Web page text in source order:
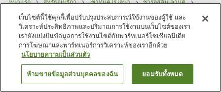
หน้าแรก สหรัฐอเมริกา เซาท์แคโรไลนา
ชาร์ลสตันเคาน์ตี
ดับเบิลทรี บายฮิลตัน ชาร์ลสตัน เมาท์พลีแซนท์
ค้นหาห้องพัก
เว็บไซต์นี้ใช้คุกกี้เพื่อปรับปรุงประสบการณ์ใช้งานของผู้ใช้ และ
วิเคราะห์ประสิทธิภาพและปริมาณการใช้งานบนเว็บไซต์ของเรา
เรายังแบ่งปันข้อมูลการใช้งานไซต์กับพาร์ทเนอร์โซเชียลมีเดีย
การโฆษณาและพาร์ทเนอร์การวิเคราะห์ของเราอีกด้วย
นโยบายความเป็นส่วนตัว
ห้ามขายข้อมูลส่วนบุคคลของฉัน ยอมรับทั้งหมด